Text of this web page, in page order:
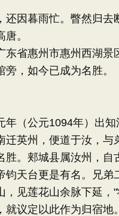
因暮雨忙。瞥然归去
。
省惠州市惠州西湖景
，如今已成为名胜。
（公元1094年）出知
迁英州，便道于汝，与
胜。郏城县属汝州，自
钧天台更是有名。兄弟
，见莲花山余脉下延，"
就议定以此作为归宿地